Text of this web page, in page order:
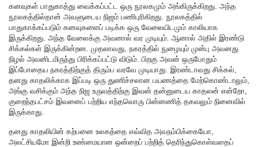
கனவுகள் பாதுகாத்து வைக்கப்பட்ட ஒரு நூலகமும் அங்கிருக்கிறது. அந்த
நூலகத்தில்தான் அவளுடைய நிஜம் பணிபுரிகிறது. நூலகத்தில்
பாதுகாக்கப்படும் கனவுகளைப் படிக்க ஒரு வேலையிடமும் காலியாக
இருக்கிறது. அந்த வேலைக்கு அவனால் வர முடியும். ஆனால் அதில் இரண்டு
சிக்கல்கள் இருக்கின்றன. முதலாவது, நகரத்தில் நுழையும் முன்பு அவனது
நிழல் அவனிடமிருந்து பிரிக்கப்பட்டு விடும். பிறகு அவன் ஒருபோதும்
இப்போதைய நகரத்திற்குத் திரும்ப வரவே முடியாது. இரண்டாவது சிக்கல்,
தனது காதலிக்காக இப்படி ஒரு துணிச்சலான பயணத்தை மேற்கொண்டாலும்,
அங்கு வசிக்கும் அந்த நிஜ உருவத்திற்கு இவன் தன்னுடைய காதலன் என்றோ,
குறைந்தபட்சம் இவனைப் பற்றிய எந்தவொரு பின்னணித் தகவலும் நினைவில்
இருக்காது.
தனது காதலியின் கற்பனை உலகத்தை எவ்வித அவநம்பிக்கையோ,
அலட்சியமோ இன்றி உண்மையான ஒன்றைப் பற்றித் தெரிந்துகொள்வதைப்